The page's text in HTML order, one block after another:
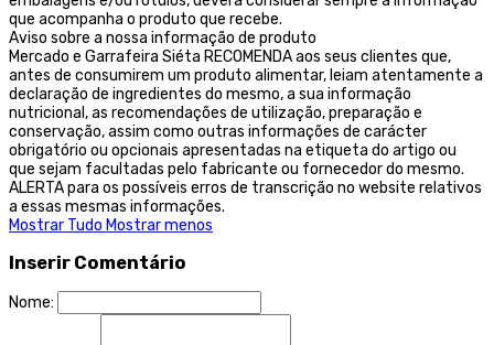
que acompanha o produto que recebe.
Aviso sobre a nossa informação de produto
Mercado e Garrafeira Siéta RECOMENDA aos seus clientes que,
antes de consumirem um produto alimentar, leiam atentamente a
declaração de ingredientes do mesmo, a sua informação
nutricional, as recomendações de utilização, preparação e
conservação, assim como outras informações de carácter
obrigatório ou opcionais apresentadas na etiqueta do artigo ou
que sejam facultadas pelo fabricante ou fornecedor do mesmo.
ALERTA para os possíveis erros de transcrição no website relativos
a essas mesmas informações.
Mostrar Tudo Mostrar menos
Inserir Comentário
Nome: